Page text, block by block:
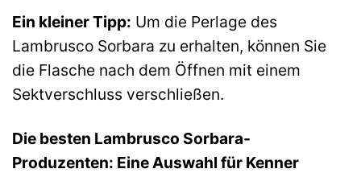
Ein kleiner Tipp: Um die Perlage des
Lambrusco Sorbara zu erhalten, können Sie
die Flasche nach dem Öffnen mit einem
Sektverschluss verschließen.
Die besten Lambrusco Sorbara-
Produzenten: Eine Auswahl für Kenner